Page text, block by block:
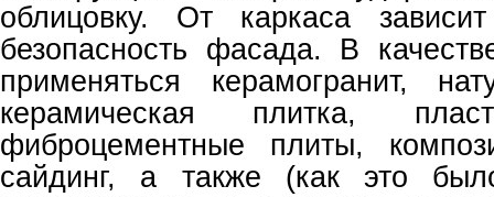
облицовку. От каркаса
безопасность фасада. В
применяться керамогранит,
керамическая плитка,
фиброцементные плиты,
сайдинг, а также (как это